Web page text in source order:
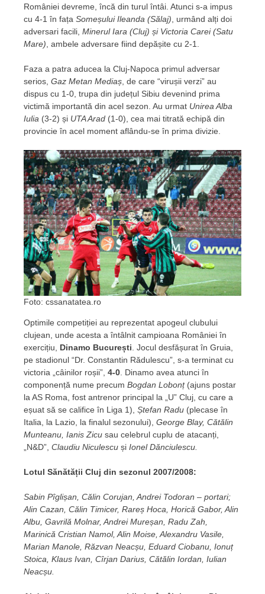
României devreme, încă din turul întâi. Atunci s-a impus
cu 4-1 în fața Someșului Ileanda (Sălaj), urmând alți doi
adversari facili, Minerul Iara (Cluj) și Victoria Carei (Satu
Mare), ambele adversare fiind depășite cu 2-1.
Faza a patra aducea la Cluj-Napoca primul adversar
serios, Gaz Metan Mediaș, de care “virușii verzi” au
dispus cu 1-0, trupa din județul Sibiu devenind prima
victimă importantă din acel sezon. Au urmat Unirea Alba
Iulia (3-2) și UTA Arad (1-0), cea mai titrată echipă din
provincie în acel moment aflându-se în prima divizie.
Foto: cssanatatea.ro
Optimile competiției au reprezentat apogeul clubului
clujean, unde acesta a întâlnit campioana României în
exercițiu, Dinamo București . Jocul desfășurat în Gruia,
pe stadionul “Dr. Constantin Rădulescu”, s-a terminat cu
victoria „câinilor roșii”, 4-0 . Dinamo avea atunci în
componență nume precum Bogdan Lobonț(ajuns postar
la AS Roma, fost antrenor principal la „U” Cluj, cu care a
eșuat să se califice în Liga 1), Ștefan Radu (plecase în
Italia, la Lazio, la finalul sezonului), George Blay, Cătălin
Munteanu, Ianis Zicu sau celebrul cuplu de atacanți,
„N&D”, Claudiu Niculescu și Ionel Dănciulescu.
Lotul Sănătății Cluj din sezonul 2007/2008:
Sabin Pîglișan, Călin Corujan, Andrei Todoran – portari;
Alin Cazan, Călin Timicer, Rareș Hoca, Horică Gabor, Alin
Albu, Gavrilă Molnar, Andrei Mureșan, Radu Zah,
Marinică Cristian Namol, Alin Moise, Alexandru Vasile,
Marian Manole, Răzvan Neacșu, Eduard Ciobanu, Ionuț
Stoica, Klaus Ivan, Cîrjan Darius, Cătălin Iordan, Iulian
Neacșu.